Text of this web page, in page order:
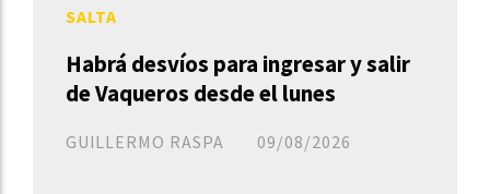
Habrá desvíos para ingresar y salir
de Vaqueros desde el lunes
GUILLERMO RASPA
SALTA
09/08/2026